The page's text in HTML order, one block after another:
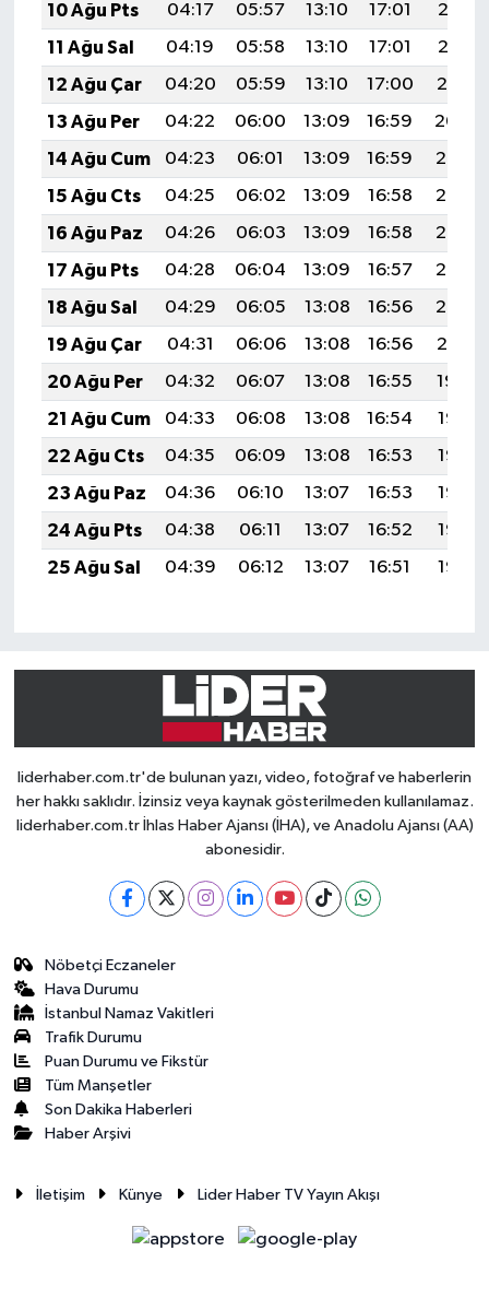
10 Ağu Pts
04:17 05:57 13:10 17:01
20:13
11 Ağu Sal
04:19 05:58 13:10 17:01
20:12
12 Ağu Çar
04:20 05:59 13:10 17:00
20:10
13 Ağu Per
04:22 06:00 13:09 16:59
20:09
14 Ağu Cum
04:23 06:01 13:09 16:59
20:08
15 Ağu Cts
04:25 06:02 13:09 16:58
20:06
16 Ağu Paz
04:26 06:03 13:09 16:58
20:05
17 Ağu Pts
04:28 06:04 13:09 16:57
20:03
18 Ağu Sal
04:29 06:05 13:08 16:56
20:02
19 Ağu Çar
04:31 06:06 13:08 16:56
20:01
20 Ağu Per
04:32 06:07 13:08 16:55
19:59
21 Ağu Cum
04:33 06:08 13:08 16:54
19:58
22 Ağu Cts
04:35 06:09 13:08 16:53
19:56
23 Ağu Paz
04:36 06:10 13:07 16:53
19:55
24 Ağu Pts
04:38 06:11 13:07 16:52
19:53
25 Ağu Sal
04:39 06:12 13:07 16:51 19:52
liderhaber.com.tr'de bulunan yazı, video, fotoğraf ve haberlerin
her hakkı saklıdır. İzinsiz veya kaynak gösterilmeden kullanılamaz.
liderhaber.com.tr İhlas Haber Ajansı (İHA), ve Anadolu Ajansı (AA)
abonesidir.
Nöbetçi Eczaneler
Hava Durumu
İstanbul Namaz Vakitleri
Trafik Durumu
Puan Durumu ve Fikstür
Tüm Manşetler
Son Dakika Haberleri
Haber Arşivi
İletişim Künye Lider Haber TV Yayın Akışı